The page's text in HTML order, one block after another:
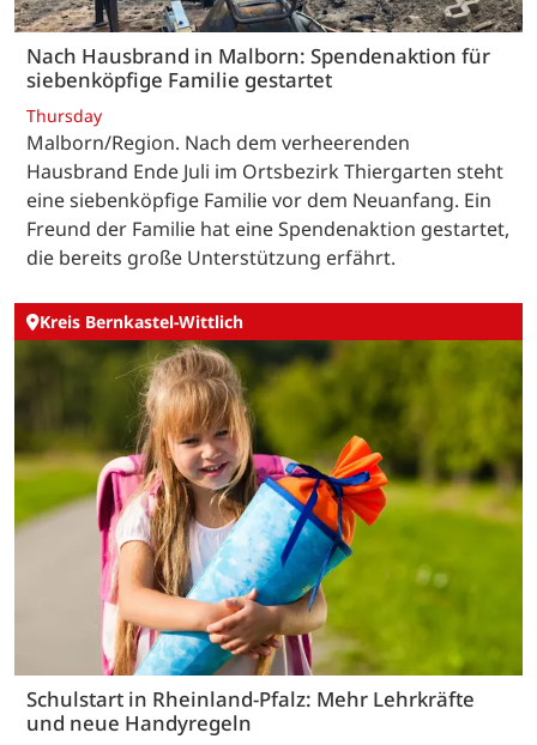
Nach Hausbrand in Malborn: Spendenaktion für
siebenköpfige Familie gestartet
Thursday
Malborn/Region. Nach dem verheerenden
Hausbrand Ende Juli im Ortsbezirk Thiergarten steht
eine siebenköpfige Familie vor dem Neuanfang. Ein
Freund der Familie hat eine Spendenaktion gestartet,
die bereits große Unterstützung erfährt.
Kreis Bernkastel-Wittlich
Schulstart in Rheinland-Pfalz: Mehr Lehrkräfte
und neue Handyregeln